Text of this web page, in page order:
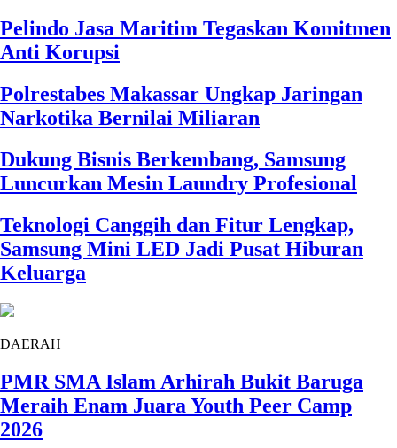
Pelindo Jasa Maritim Tegaskan Komitmen
Anti Korupsi
Polrestabes Makassar Ungkap Jaringan
Narkotika Bernilai Miliaran
Dukung Bisnis Berkembang, Samsung
Luncurkan Mesin Laundry Profesional
Teknologi Canggih dan Fitur Lengkap,
Samsung Mini LED Jadi Pusat Hiburan
Keluarga
DAERAH
PMR SMA Islam Arhirah Bukit Baruga
Meraih Enam Juara Youth Peer Camp
2026